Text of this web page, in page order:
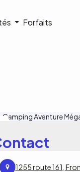
Forfaits
1255 route 161,